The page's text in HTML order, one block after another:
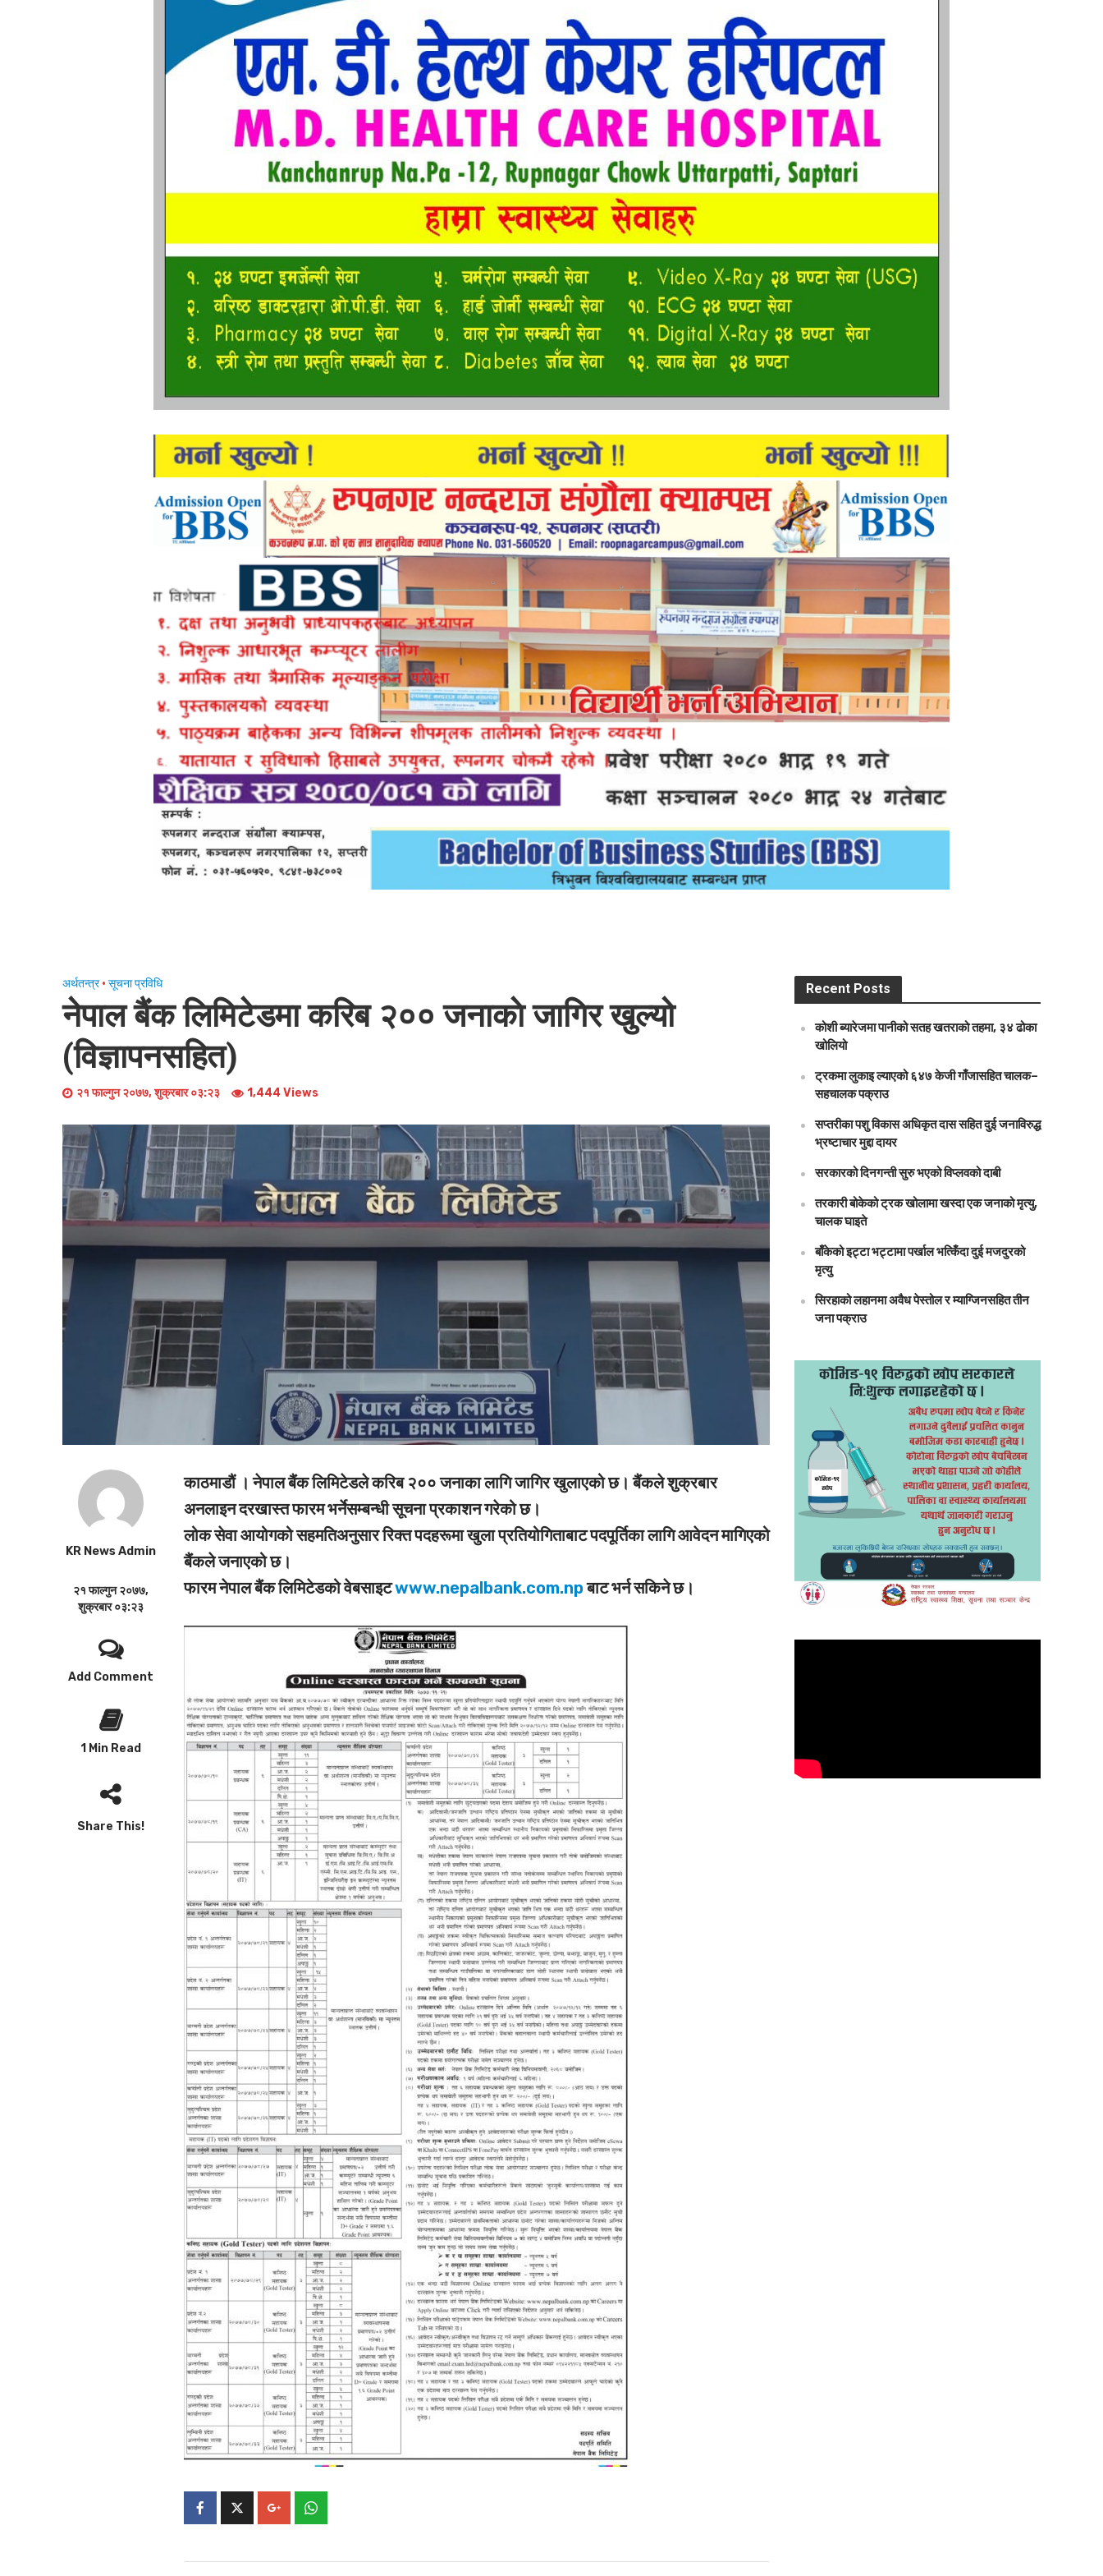
अर्थतन्त्र • सूचना प्रविधि
नेपाल बैंक लिमिटेडमा करिब २०० जनाकाे जागिर खुल्यो
(विज्ञापनसहित)
२१ फाल्गुन २०७७, शुक्रबार ०३:२३ 1,444 Views
KR News Admin
२१ फाल्गुन २०७७,
शुक्रबार ०३:२३
Add Comment
1 Min Read
Share This!
काठमाडौं । नेपाल बैंक लिमिटेडले करिब २०० जनाका लागि जागिर खुलाएको छ। बैंकले शुक्रबार
अनलाइन दरखास्त फारम भर्नेसम्बन्धी सूचना प्रकाशन गरेको छ।
लोक सेवा आयोगको सहमतिअनुसार रिक्त पदहरूमा खुला प्रतियोगिताबाट पदपूर्तिका लागि आवेदन मागिएको
बैंकले जनाएको छ।
फारम नेपाल बैंक लिमिटेडको वेबसाइटwww.nepalbank.com.npबाट भर्न सकिने छ।
Recent Posts
कोशी ब्यारेजमा पानीको सतह खतराको तहमा, ३४ ढोका
खोलियो
ट्रकमा लुकाइ ल्याएको ६४७ केजी गाँजासहित चालक–
सहचालक पक्राउ
सप्तरीका पशु विकास अधिकृत दास सहित दुई जनाविरुद्ध
भ्रष्टाचार मुद्दा दायर
सरकारको दिनगन्ती सुरु भएको विप्लवको दाबी
तरकारी बोकेको ट्रक खोलामा खस्दा एक जनाको मृत्यु,
चालक घाइते
बाँकेको इट्टा भट्टामा पर्खाल भत्किँदा दुई मजदुरको
मृत्यु
सिरहाको लहानमा अवैध पेस्तोल र म्याग्जिनसहित तीन
जना पक्राउ